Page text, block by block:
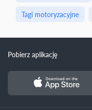
Tagi motoryzacyjne
Pobierz aplikację